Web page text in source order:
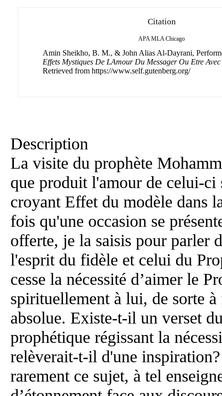
Citation
APA MLA Chicago
Amin Sheikho, B. M., & John Alias Al-Dayrani,
Effets Mystiques De LAmour Du Messager Ou Etre
Retrieved from https://www.self.gutenberg.org/
Description
La visite du prophète
que produit l'amour de celui-
croyant Effet du modèle dans
fois qu'une occasion se
offerte, je la saisis pour parler
l'esprit du fidèle et celui du
cesse la nécessité d’aimer le
spirituellement à lui, de sorte
absolue. Existe-t-il un verset
prophétique régissant la
relèverait-t-il d'une
rarement ce sujet, à tel